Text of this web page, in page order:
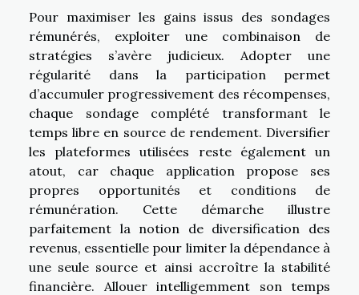
Pour maximiser les gains issus des sondages
rémunérés, exploiter une combinaison de
stratégies s’avère judicieux. Adopter une
régularité dans la participation permet
d’accumuler progressivement des récompenses,
chaque sondage complété transformant le
temps libre en source de rendement. Diversifier
les plateformes utilisées reste également un
atout, car chaque application propose ses
propres opportunités et conditions de
rémunération. Cette démarche illustre
parfaitement la notion de diversification des
revenus, essentielle pour limiter la dépendance à
une seule source et ainsi accroître la stabilité
financière. Allouer intelligemment son temps